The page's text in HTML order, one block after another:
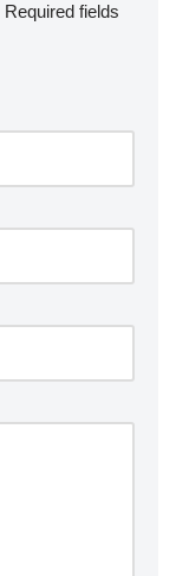
Required fields